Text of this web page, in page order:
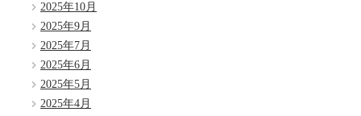
2025年10月
2025年9月
2025年7月
2025年6月
2025年5月
2025年4月